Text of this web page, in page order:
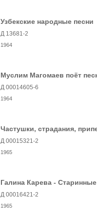
Узбекские народные песни
Д 13681-2
1964
Муслим Магомаев поёт
Д 00014605-6
1964
Частушки, страдания,
Д 00015321-2
1965
Галина Карева -
Д 00016421-2
1965